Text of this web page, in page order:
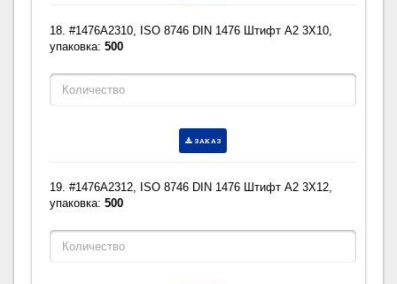
18. #1476A2310, ISO 8746 DIN 1476 Штифт A2 3X10,
упаковка:500
ЗАКАЗ
19. #1476A2312, ISO 8746 DIN 1476 Штифт A2 3X12,
упаковка:500